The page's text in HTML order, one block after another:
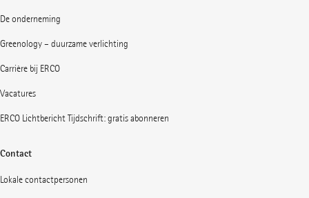
De onderneming
Greenology – duurzame verlichting
Carrière bij ERCO
Vacatures
ERCO Lichtbericht Tijdschrift: gratis abonneren
Contact
Lokale contactpersonen